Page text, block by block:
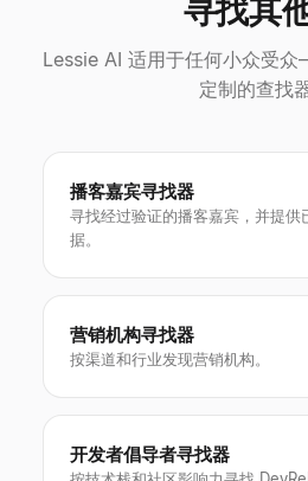
寻找其
Lessie AI 适用于任何小众受
定制的查找器
播客嘉宾寻找器
寻找经过验证的播客嘉宾，并提供
据。
营销机构寻找器
按渠道和行业发现营销机构。
开发者倡导者寻找器